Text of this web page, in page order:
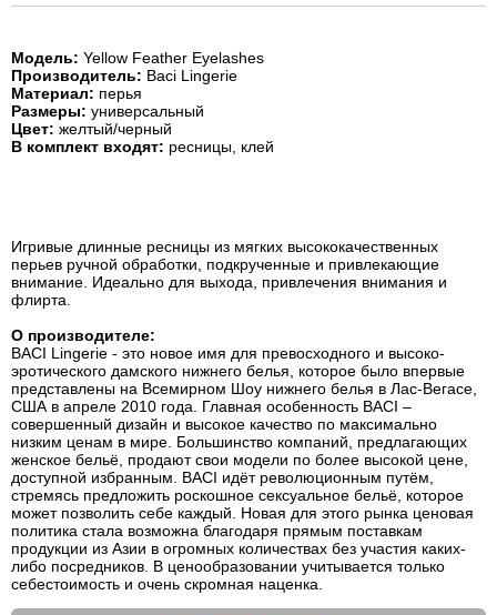
Модель: Yellow Feather Eyelashes
Производитель: Baci Lingerie
Материал: перья
Размеры: универсальный
Цвет: желтый/черный
В комплект входят: ресницы, клей
Игривые длинные ресницы из мягких высококачественных
перьев ручной обработки, подкрученные и привлекающие
внимание. Идеально для выхода, привлечения внимания и
флирта.
О производителе:
BACI Lingerie - это новое имя для превосходного и высоко-
эротического дамского нижнего белья, которое было впервые
представлены на Всемирном Шоу нижнего белья в Лас-Вегасе,
США в апреле 2010 года. Главная особенность BACI –
совершенный дизайн и высокое качество по максимально
низким ценам в мире. Большинство компаний, предлагающих
женское бельё, продают свои модели по более высокой цене,
доступной избранным. BACI идёт революционным путём,
стремясь предложить роскошное сексуальное бельё, которое
может позволить себе каждый. Новая для этого рынка ценовая
политика стала возможна благодаря прямым поставкам
продукции из Азии в огромных количествах без участия каких-
либо посредников. В ценообразовании учитывается только
себестоимость и очень скромная наценка.